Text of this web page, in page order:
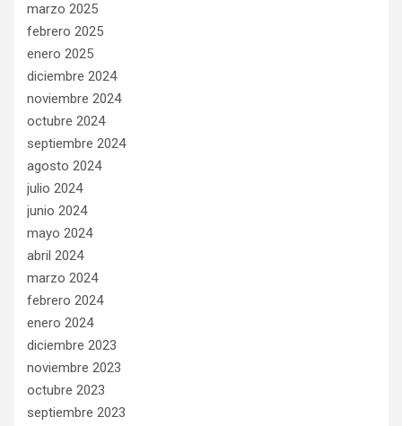
marzo 2025
febrero 2025
enero 2025
diciembre 2024
noviembre 2024
octubre 2024
septiembre 2024
agosto 2024
julio 2024
junio 2024
mayo 2024
abril 2024
marzo 2024
febrero 2024
enero 2024
diciembre 2023
noviembre 2023
octubre 2023
septiembre 2023